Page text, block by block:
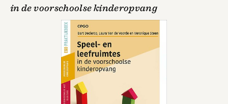
in de voorschoolse kinderopvang